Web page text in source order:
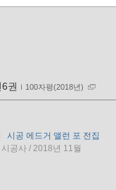
권 ｌ 100자평(2018년)
시공 에드거 앨런 포 전집
공사 / 2018년 11월